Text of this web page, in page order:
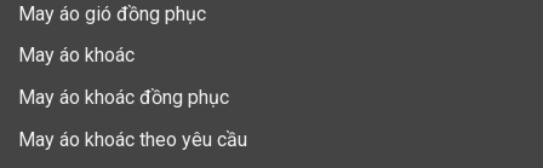
May áo gió đồng phục
May áo khoác
May áo khoác đồng phục
May áo khoác theo yêu cầu